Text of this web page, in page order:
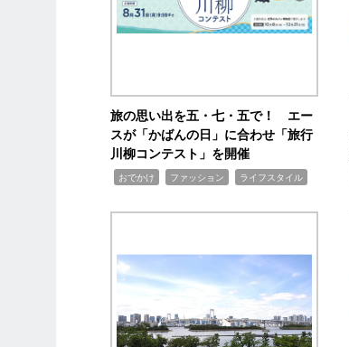
旅の思い出を五・七・五で！ エー
スが「かばんの日」に合わせ「旅行
川柳コンテスト」を開催
おでかけ ファッション ライフスタイル